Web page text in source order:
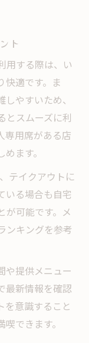
ト
用する際は、い
快適です。ま
やすいため、
とスムーズに利
専用席がある店
ます。
テイクアウトに
いる場合も自宅
が可能です。メ
ンキングを参考
や提供メニュー
最新情報を確認
を意識すること
できます。